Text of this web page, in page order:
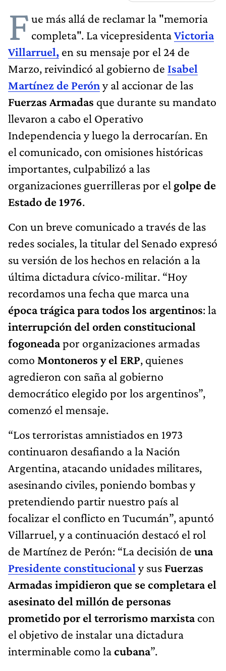
F ue más allá de reclamar la "memoria
completa". La vicepresidentaVictoria
Villarruel, en su mensaje por el 24 de
Marzo, reivindicó al gobierno de Isabel
Martínez de Peróny al accionar de las
Fuerzas Armadas que durante su mandato
llevaron a cabo el Operativo
Independencia y luego la derrocarían. En
el comunicado, con omisiones históricas
importantes, culpabilizó a las
organizaciones guerrilleras por el golpe de
Estado de 1976.
Con un breve comunicado a través de las
redes sociales, la titular del Senado expresó
su versión de los hechos en relación a la
última dictadura cívico-militar. “Hoy
recordamos una fecha que marca una
época trágica para todos los argentinos: la
interrupción del orden constitucional
fogoneadapor organizaciones armadas
como Montoneros y el ERP, quienes
agredieron con saña al gobierno
democrático elegido por los argentinos”,
comenzó el mensaje.
“Los terroristas amnistiados en 1973
continuaron desafiando a la Nación
Argentina, atacando unidades militares,
asesinando civiles, poniendo bombas y
pretendiendo partir nuestro país al
focalizar el conflicto en Tucumán”, apuntó
Villarruel, y a continuación destacó el rol
de Martínez de Perón: “La decisión de una
Presidente constitucional y sus Fuerzas
Armadas impidieron que se completara el
asesinato del millón de personas
prometido por el terrorismo marxistacon
el objetivo de instalar una dictadura
interminable como lacubana”.